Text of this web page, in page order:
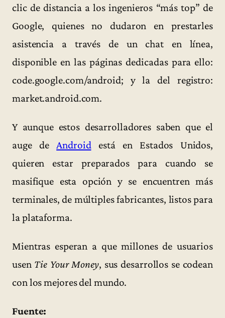
clic de distancia a los ingenieros “más top” de
Google, quienes no dudaron en prestarles
asistencia a través de un chat en línea,
disponible en las páginas dedicadas para ello:
code.google.com/android; y la del registro:
market.android.com.
Y aunque estos desarrolladores saben que el
auge deAndroidestá en Estados Unidos,
quieren estar preparados para cuando se
masifique esta opción y se encuentren más
terminales, de múltiples fabricantes, listos para
la plataforma.
Mientras esperan a que millones de usuarios
usen Tie Your Money, sus desarrollos se codean
con los mejores del mundo.
Fuente: